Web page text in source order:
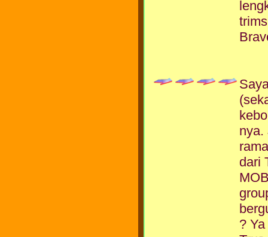
trims
nya.
dari
?